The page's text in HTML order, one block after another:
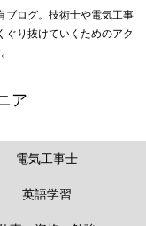
ブログ。技術士や電気工事
ぐり抜けていくためのアク
ア
電気工事士
英語学習